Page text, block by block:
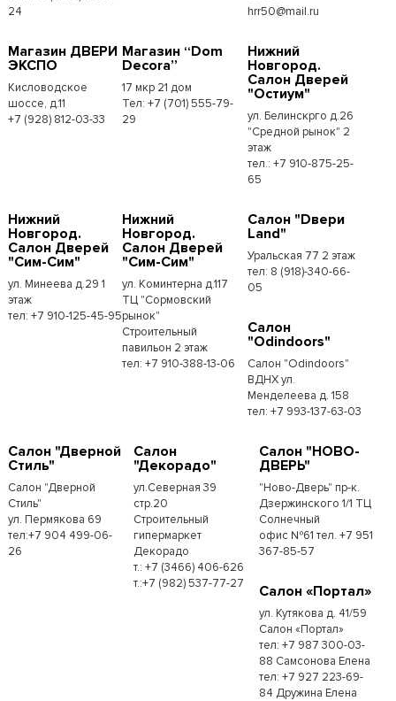
24
hrr50@mail.ru
Магазин ДВЕРИ
ЭКСПО
Кисловодское
шоссе, д.11
+7 (928) 812-03-33
Магазин “Dom
Decora”
17 мкр 21 дом
Тел: +7 (701) 555-79-
29
Нижний
Новгород.
Салон Дверей
"Остиум"
ул. Белинскрго д.26
"Средной рынок" 2
этаж
тел.: +7 910-875-25-
65
Нижний
Новгород.
Салон Дверей
"Сим-Сим"
ул. Минеева д.29 1
этаж
тел: +7 910-125-45-95
Нижний
Новгород.
Салон Дверей
"Сим-Сим"
ул. Коминтерна д.117
ТЦ "Сормовский
рынок"
Строительный
павильон 2 этаж
тел: +7 910-388-13-06
Салон "Dвери
Land"
Уральская 77 2 этаж
тел: 8 (918)-340-66-
05
Салон
"Odindoors"
Салон "Odindoors"
ВДНХ ул.
Менделеева д. 158
тел: +7 993-137-63-03
Салон "Дверной
Стиль"
Салон "Дверной
Стиль"
ул. Пермякова 69
тел:+7 904 499-06-
26
Салон
"Декорадо"
ул.Северная 39
стр.20
Строительный
гипермаркет
Декорадо
т.: +7 (3466) 406-626
т.:+7 (982) 537-77-27
Салон "НОВО-
ДВЕРЬ"
"Ново-Дверь" пр-к.
Дзержинского 1/1 ТЦ
Солнечный
офис №61 тел. +7 951
367-85-57
Салон «Портал»
ул. Кутякова д. 41/59
Салон «Портал»
тел: +7 987 300-03-
88 Самсонова Елена
тел: +7 927 223-69-
84 Дружина Елена